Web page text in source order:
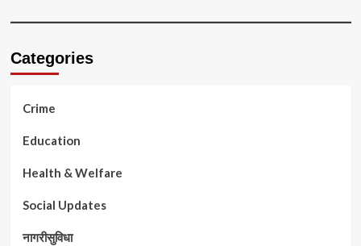
Categories
Crime
Education
Health & Welfare
Social Updates
नागरीसुविधा